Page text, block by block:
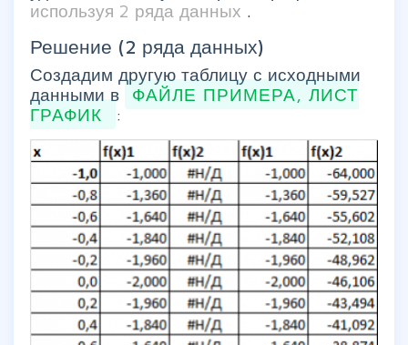
используя 2 ряда данных .
Решение (2 ряда данных)
Создадим другую таблицу с исходными
данными в
ФАЙЛЕ ПРИМЕРА, ЛИСТ
ГРАФИК
: